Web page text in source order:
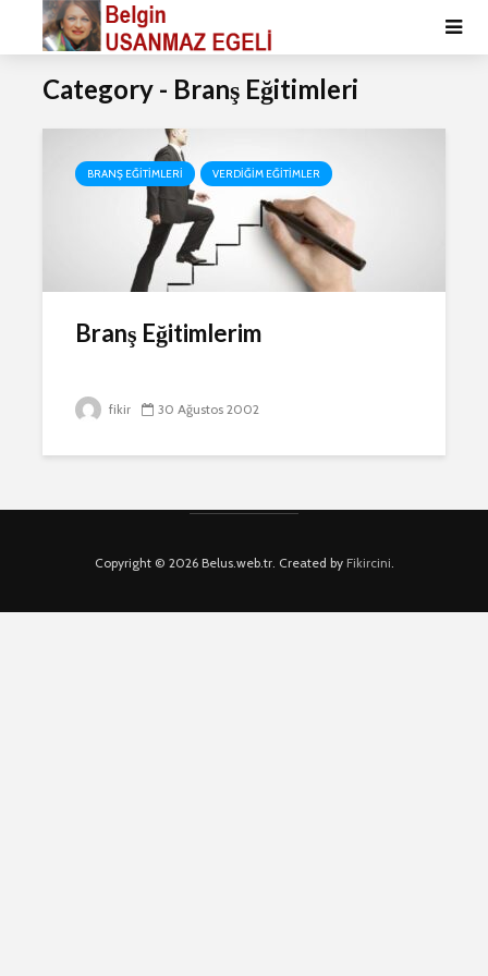
Category - Branş Eğitimleri
BRANŞ EĞITIMLERI VERDIĞIM EĞITIMLER
Branş Eğitimlerim
fikir 30 Ağustos 2002
Copyright © 2026 Belus.web.tr. Created by Fikircini.